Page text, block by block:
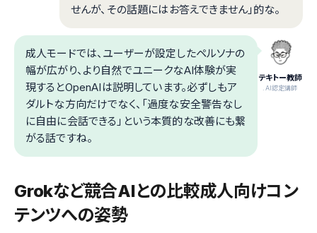
せんが、その話題にはお答えできません」的な。
テキトー教師
.AI認定講師
成人モードでは、ユーザーが設定したペルソナの
幅が広がり、より自然でユニークなAI体験が実
現するとOpenAIは説明しています。必ずしもア
ダルトな方向だけでなく、「過度な安全警告なし
に自由に会話できる」という本質的な改善にも繋
がる話ですね。
Grokなど競合AIとの比較――成人向けコン
テンツへの姿勢